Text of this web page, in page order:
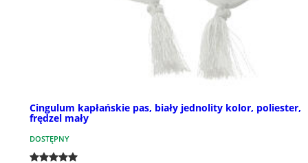
Cingulum kapłańskie pas, biały jednolity kolor, poliester,
frędzel mały
DOSTĘPNY